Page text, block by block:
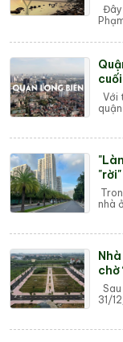
Đây
Với
nhà
chờ
31/